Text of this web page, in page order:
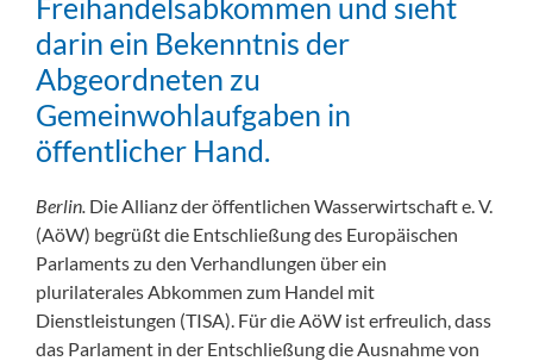
Freihandelsabkommen und sieht
darin ein Bekenntnis der
Abgeordneten zu
Gemeinwohlaufgaben in
öffentlicher Hand.
Berlin. Die Allianz der öffentlichen Wasserwirtschaft e. V.
(AöW) begrüßt die Entschließung des Europäischen
Parlaments zu den Verhandlungen über ein
plurilaterales Abkommen zum Handel mit
Dienstleistungen (TISA). Für die AöW ist erfreulich, dass
das Parlament in der Entschließung die Ausnahme von